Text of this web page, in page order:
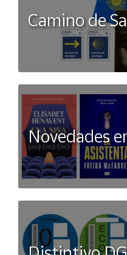
Camino de
Novedades